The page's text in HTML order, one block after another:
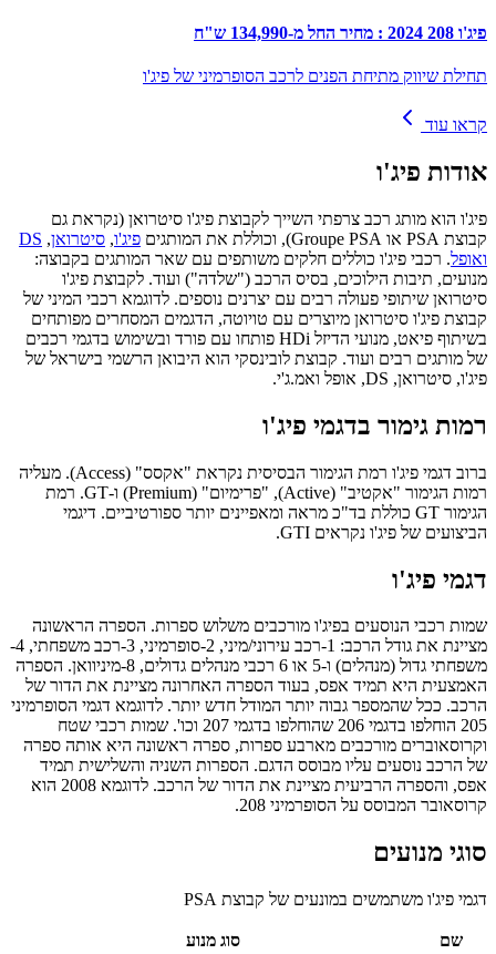
פיג'ו 208 2024 : מחיר החל מ-134,990 ש"ח
תחילת שיווק מתיחת הפנים לרכב הסופרמיני של פיג'ו
קראו עוד
אודות פיג'ו
פיג'ו הוא מותג רכב צרפתי השייך לקבוצת פיג'ו סיטרואן (נקראת גם
קבוצת PSA או Groupe PSA), וכוללת את המותגים
פיג'ו, סיטרואן,
DS
ואופל. רכבי פיג'ו כוללים חלקים משותפים עם שאר המותגים בקבוצה:
מנועים, תיבות הילוכים, בסיס הרכב ("שלדה") ועוד. לקבוצת פיג'ו
סיטרואן שיתופי פעולה רבים עם יצרנים נוספים. לדוגמא רכבי המיני של
קבוצת פיג'ו סיטרואן מיוצרים עם טויוטה, הדגמים המסחרים מפותחים
בשיתוף פיאט, מנועי הדיזל HDi פותחו עם פורד ובשימוש בדגמי רכבים
של מותגים רבים ועוד. קבוצת לובינסקי הוא היבואן הרשמי בישראל של
פיג'ו, סיטרואן, DS, אופל ואמ.ג'י.
רמות גימור בדגמי פיג'ו
ברוב דגמי פיג'ו רמת הגימור הבסיסית נקראת "אקסס" (Access). מעליה
רמות הגימור "אקטיב" (Active), "פרימיום" (Premium) ו-GT. רמת
הגימור GT כוללת בד"כ מראה ומאפיינים יותר ספורטיביים. דיגמי
הביצועים של פיג'ו נקראים GTI.
דגמי פיג'ו
שמות רכבי הנוסעים בפיג'ו מורכבים משלוש ספרות. הספרה הראשונה
מציינת את גודל הרכב: 1-רכב עירוני/מיני, 2-סופרמיני, 3-רכב משפחתי, 4-
משפחתי גדול (מנהלים) ו-5 או 6 רכבי מנהלים גדולים, 8-מיניוואן. הספרה
האמצעית היא תמיד אפס, בעוד הספרה האחרונה מציינת את הדור של
הרכב. ככל שהמספר גבוה יותר המודל חדש יותר. לדוגמא דגמי הסופרמיני
205 הוחלפו בדגמי 206 שהוחלפו בדגמי 207 וכו'. שמות רכבי שטח
וקרוסאוברים מורכבים מארבע ספרות, ספרה ראשונה היא אותה ספרה
של הרכב נוסעים עליו מבוסס הדגם. הספרות השניה והשלישית תמיד
אפס, והספרה הרביעית מציינת את הדור של הרכב. לדוגמא 2008 הוא
קרוסאובר המבוסס על הסופרמיני 208.
סוגי מנועים
דגמי פיג'ו משתמשים במונעים של קבוצת PSA
שם סוג מנוע